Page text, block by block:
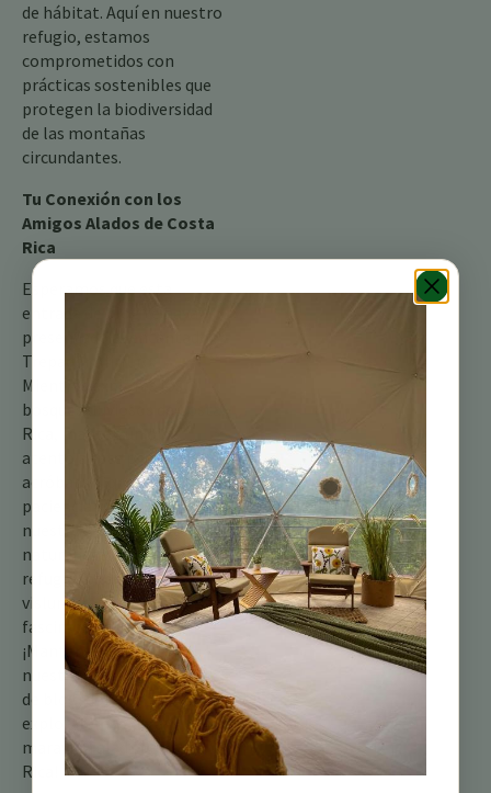
de hábitat. Aquí en nuestro
refugio, estamos
comprometidos con
prácticas sostenibles que
protegen la biodiversidad
de las montañas
circundantes.
Tu Conexión con los
Amigos Alados de Costa
Rica
Esperamos que esta
entrada de blog te haya
presentado al encantador
Trepador Alirrufo.
Mientras exploras los
bosques lluviosos de Costa
Rica, mantén un ojo
atento a este pequeño
acróbata. Con un poco de
paciencia y la guía de
nuestros experimentados
naturalistas aquí en el
refugio, podrías
vislumbrar a esta
fascinante criatura.
¡Mantente atento a
nuestra próxima entrada
de blog, donde
exploraremos otra
maravilla alada de Costa
Rica!